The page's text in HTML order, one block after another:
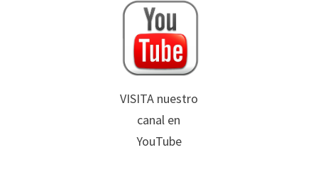
VISITA nuestro
canal en
YouTube